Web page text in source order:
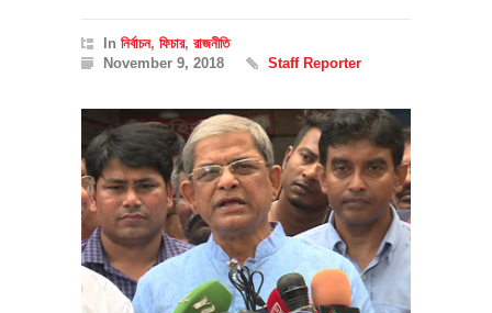
In নির্বাচন, ফিচার, রাজনীতি
November 9, 2018
Staff Reporter